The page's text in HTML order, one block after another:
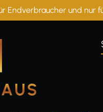
Endverbraucher und nur